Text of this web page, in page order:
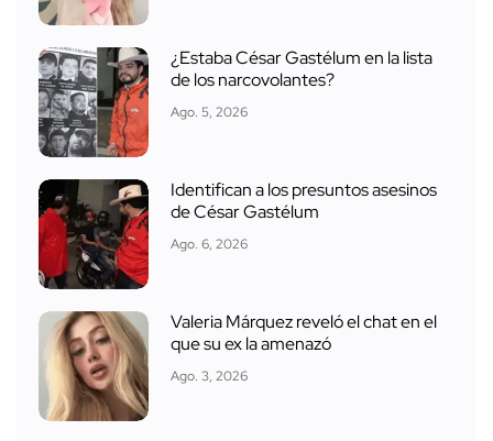
¿Estaba César Gastélum en la lista
de los narcovolantes?
Ago. 5, 2026
Identifican a los presuntos asesinos
de César Gastélum
Ago. 6, 2026
Valeria Márquez reveló el chat en el
que su ex la amenazó
Ago. 3, 2026